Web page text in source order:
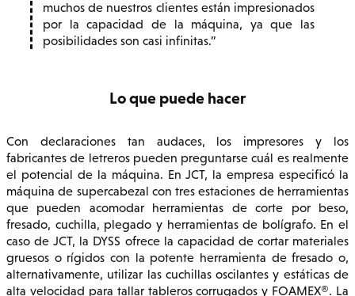
muchos de nuestros clientes están impresionados
por la capacidad de la máquina, ya que las
posibilidades son casi infinitas.
Lo que puede hacer
Con declaraciones tan audaces, los impresores y los
fabricantes de letreros pueden preguntarse cuál es realmente
el potencial de la máquina. En JCT, la empresa especificó la
máquina de supercabezal con tres estaciones de herramientas
que pueden acomodar herramientas de corte por beso,
fresado, cuchilla, plegado y herramientas de bolígrafo. En el
caso de JCT, la DYSS ofrece la capacidad de cortar materiales
gruesos o rígidos con la potente herramienta de fresado o,
alternativamente, utilizar las cuchillas oscilantes y estáticas de
alta velocidad para tallar tableros corrugados y FOAMEX®. La